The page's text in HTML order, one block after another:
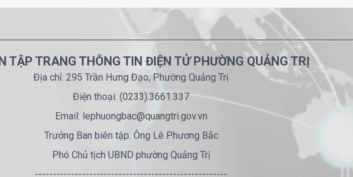
TẬP TRANG THÔNG TIN ĐIỆN TỬ PHƯỜNG QUẢNG TRỊ
Địa chỉ: 295 Trần Hưng Đạo, Phường Quảng Trị
Điện thoại: (0233).3661.337
Email: lephuongbac@quangtri.gov.vn
Trưởng Ban biên tập: Ông Lê Phương Bắc
Phó Chủ tịch UBND phường Quảng Trị
-----------------------------------------------------